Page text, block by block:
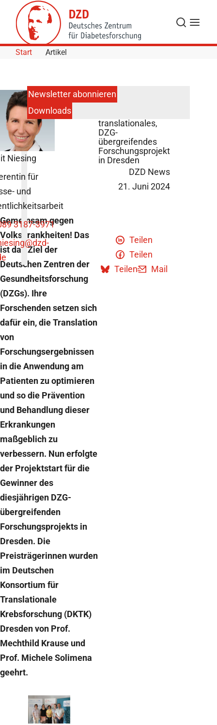
Skip to Content
Suche
Start Artikel
translationales,
DZG-
übergreifendes
Forschungsprojekt
in Dresden
DZD News
21. Juni 2024
Gemeinsam gegen
Volkskrankheiten! Das
ist das Ziel der
Deutschen Zentren der
Gesundheitsforschung
(DZGs). Ihre
Forschenden setzen sich
dafür ein, die Translation
von
Forschungsergebnissen
in die Anwendung am
Patienten zu optimieren
und so die Prävention
und Behandlung dieser
Erkrankungen
maßgeblich zu
verbessern. Nun erfolgte
der Projektstart für die
Gewinner des
diesjährigen DZG-
übergreifenden
Forschungsprojekts in
Dresden. Die
Preisträgerinnen wurden
im Deutschen
Konsortium für
Translationale
Krebsforschung (DKTK)
Dresden von Prof.
Mechthild Krause und
Prof. Michele Solimena
geehrt.
Teilen
Teilen
Teilen
Mail
Niesing
für
und
3187-3971
@dzd-
Newsletter abonnieren
Downloads